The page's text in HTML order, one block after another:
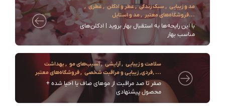
مد و زیبایی , سبک زندگی ,عطر و ادکلن , عطری ,
فروشگاه‌های معتبر , مد و استایل ...
با این رایحه‌ها به استقبال بهار بروید | ادکلن‌های
مناسب بهار
سلامت و زیبایی ,آرایشی ,آسیب‌های مو ,بهداشت
فردی,زیبایی و مراقبت شخصی ,فروشگاه‌های معتبر , ...
صفر تا صد مراقبت از موهای صاف یا احیا شده +
محصول پیشنهادی